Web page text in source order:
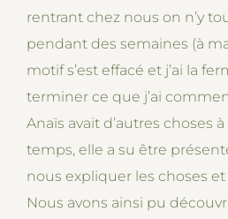
rentrant chez nous on n’y
pendant des semaines (à
motif s’est effacé et j’ai la
terminer ce que j’ai
Anaïs avait d’autres choses
temps, elle a su être
nous expliquer les choses
Nous avons ainsi pu